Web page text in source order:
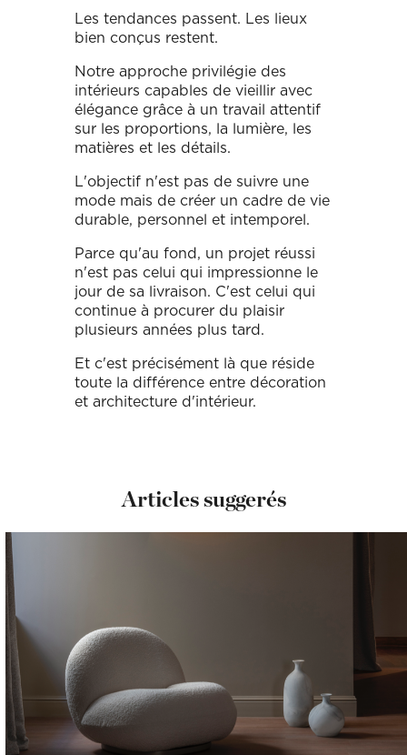
Les tendances passent. Les lieux
bien conçus restent.
Notre approche privilégie des
intérieurs capables de vieillir avec
élégance grâce à un travail attentif
sur les proportions, la lumière, les
matières et les détails.
L'objectif n'est pas de suivre une
mode mais de créer un cadre de vie
durable, personnel et intemporel.
Parce qu'au fond, un projet réussi
n'est pas celui qui impressionne le
jour de sa livraison. C'est celui qui
continue à procurer du plaisir
plusieurs années plus tard.
Et c'est précisément là que réside
toute la différence entre décoration
et architecture d'intérieur.
Articles suggerés